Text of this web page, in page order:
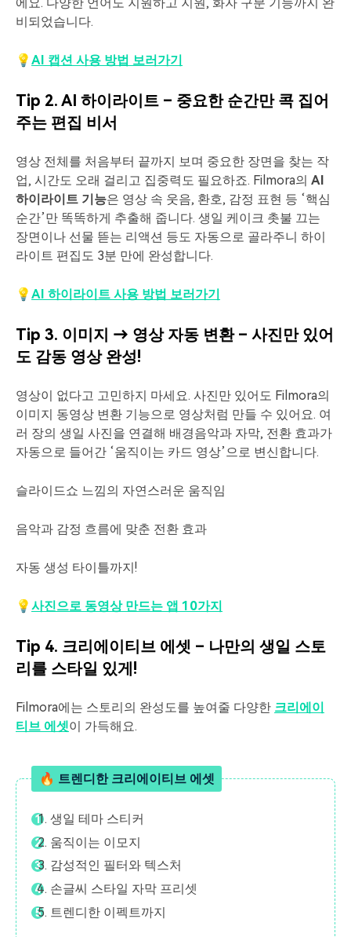
비되었습니다.
💡 AI 캡션 사용 방법 보러가기
Tip 2. AI 하이라이트 – 중요한 순간만 콕 집어
주는 편집 비서
영상 전체를 처음부터 끝까지 보며 중요한 장면을 찾는 작
업, 시간도 오래 걸리고 집중력도 필요하죠. Filmora의 AI
하이라이트 기능은 영상 속 웃음, 환호, 감정 표현 등 ‘핵심
순간’만 똑똑하게 추출해 줍니다. 생일 케이크 촛불 끄는
장면이나 선물 뜯는 리액션 등도 자동으로 골라주니 하이
라이트 편집도 3분 만에 완성합니다.
💡 AI 하이라이트 사용 방법 보러가기
Tip 3. 이미지 → 영상 자동 변환 – 사진만 있어
도 감동 영상 완성!
영상이 없다고 고민하지 마세요. 사진만 있어도 Filmora의
이미지 동영상 변환 기능으로 영상처럼 만들 수 있어요. 여
러 장의 생일 사진을 연결해 배경음악과 자막, 전환 효과가
자동으로 들어간 ‘움직이는 카드 영상’으로 변신합니다.
슬라이드쇼 느낌의 자연스러운 움직임
음악과 감정 흐름에 맞춘 전환 효과
자동 생성 타이틀까지!
💡 사진으로 동영상 만드는 앱 10가지
Tip 4. 크리에이티브 에셋 – 나만의 생일 스토
리를 스타일 있게!
Filmora에는 스토리의 완성도를 높여줄 다양한 크리에이
티브 에셋이 가득해요.
🔥 트렌디한 크리에이티브 에셋
생일 테마 스티커
움직이는 이모지
감성적인 필터와 텍스처
손글씨 스타일 자막 프리셋
트렌디한 이펙트까지